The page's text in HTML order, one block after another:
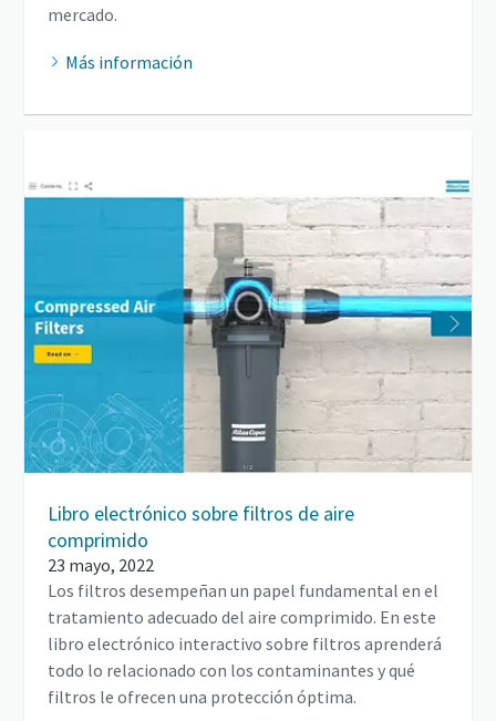
mercado.
Más información
Libro electrónico sobre filtros de aire
comprimido
23 mayo, 2022
Los filtros desempeñan un papel fundamental en el
tratamiento adecuado del aire comprimido. En este
libro electrónico interactivo sobre filtros aprenderá
todo lo relacionado con los contaminantes y qué
filtros le ofrecen una protección óptima.